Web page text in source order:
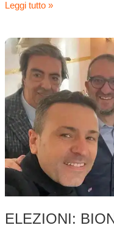
Leggi tutto »
ELEZIONI:
Elezioni:
Biondi
incontra
Tirabassi.
Si
rafforza
la
filiera
istituzionale